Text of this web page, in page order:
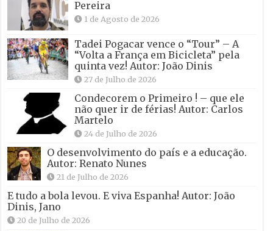
Pereira
1 de Agosto de 2026
Tadei Pogacar vence o “Tour” – A
“Volta a França em Bicicleta” pela
quinta vez! Autor: João Dinis
27 de Julho de 2026
Condecorem o Primeiro ! – que ele
não quer ir de férias! Autor: Carlos
Martelo
24 de Julho de 2026
O desenvolvimento do país e a educação.
Autor: Renato Nunes
21 de Julho de 2026
E tudo a bola levou. E viva Espanha! Autor: João
Dinis, Jano
20 de Julho de 2026